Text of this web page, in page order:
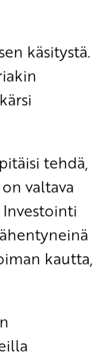
käsitystä.
tehdä,
valtava
kautta,